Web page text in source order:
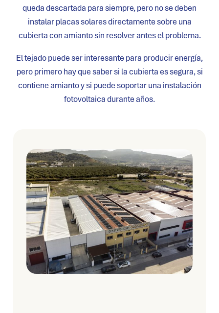
queda descartada para siempre, pero no se deben
instalar placas solares directamente sobre una
cubierta con amianto sin resolver antes el problema.
El tejado puede ser interesante para producir energía,
pero primero hay que saber si la cubierta es segura, si
contiene amianto y si puede soportar una instalación
fotovoltaica durante años.